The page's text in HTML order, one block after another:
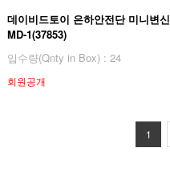
데이비드토이 은하안전단 미니변신
MD-1(37853)
입수량(Qnty in Box) : 24
회원공개
1